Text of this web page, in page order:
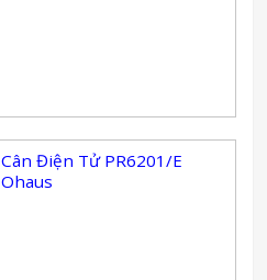
Cân Điện Tử PR6201/E
Ohaus